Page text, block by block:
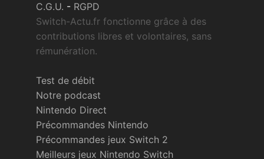
C.G.U. - RGPD
Switch-Actu.fr fonctionne grâce à des
contributions libres et volontaires, sans
rémunération.
Test de débit
Notre podcast
Nintendo Direct
Précommandes Nintendo
Précommandes jeux Switch 2
Meilleurs jeux Nintendo Switch